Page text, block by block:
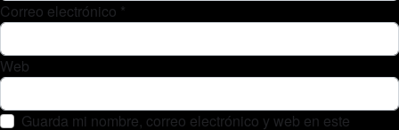
Correo electrónico *
Web
Guarda mi nombre, correo electrónico y web en este